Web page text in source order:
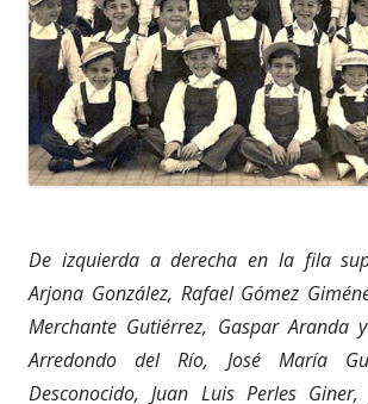
De izquierda a derecha en la fila
Arjona González, Rafael Gómez
Merchante Gutiérrez, Gaspar Aranda
Arredondo del Río, José María
Desconocido, Juan Luis Perles